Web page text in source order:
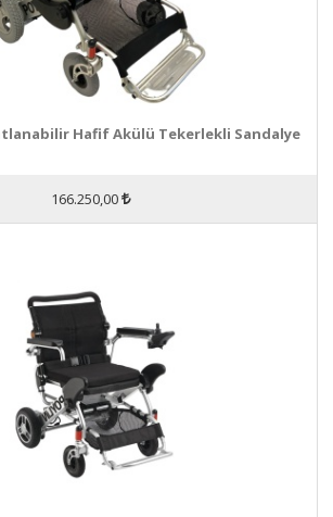
Hafif Akülü Tekerlekli Sandalye
166.250,00